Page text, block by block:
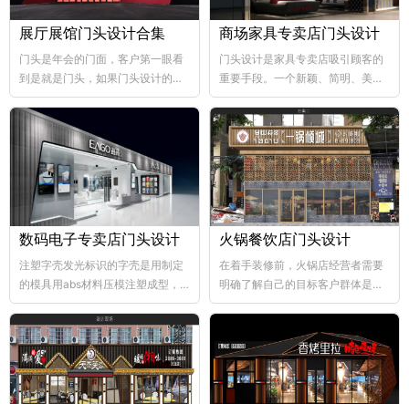
展厅展馆门头设计合集
门头是年会的门面，客户第一眼看
到是就是门头，如果门头设计的比
较好，那年会也向...
商场家具专卖店门头设计
门头设计是家具专卖店吸引顾客的
重要手段。一个新颖、简明、美观
大方的门...
数码电子专卖店门头设计
注塑字壳发光标识的字壳是用制定
的模具用abs材料压模注塑成型，
abs韧性好、不易破碎...
火锅餐饮店门头设计
在着手装修前，火锅店经营者需要
明确了解自己的目标客户群体是哪
个层次，这样...